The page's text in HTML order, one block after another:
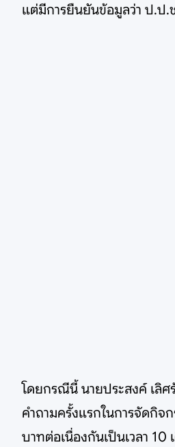
แต่มีการยืนยันข้อมูลว่า ป.ป.
โดยกรณีนี้ นายประสงค์ เลิศ
คำถามครั้งแรกในการจัดกิจ
บาทต่อเนื่องกันเป็นเวลา